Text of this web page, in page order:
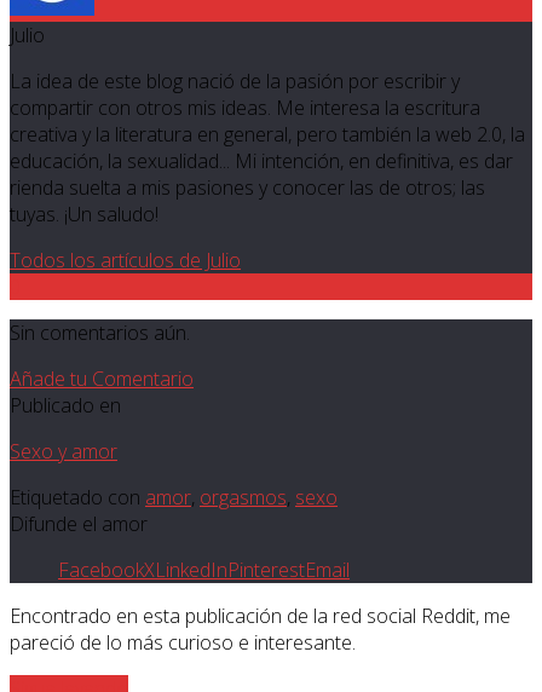
Julio
La idea de este blog nació de la pasión por escribir y
compartir con otros mis ideas. Me interesa la escritura
creativa y la literatura en general, pero también la web 2.0, la
educación, la sexualidad... Mi intención, en definitiva, es dar
rienda suelta a mis pasiones y conocer las de otros; las
tuyas. ¡Un saludo!
Todos los artículos de Julio
Sin comentarios aún.
Añade tu Comentario
Publicado en
Sexo y amor
Etiquetado con amor, orgasmos, sexo
Difunde el amor
FacebookXLinkedInPinterestEmail
Encontrado en esta publicación de la red social Reddit, me
pareció de lo más curioso e interesante.